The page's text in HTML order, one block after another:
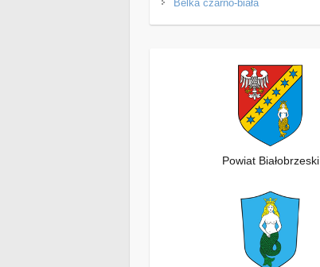
Belka czarno-biała
Powiat Białobrzeski